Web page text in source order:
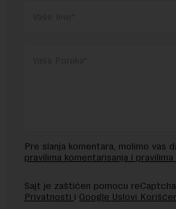
Pre slanja komentara, molimo vas
pravilima komentarisanja i
Sajt je zaštićen pomocu
Privatnosti i Google Uslovi